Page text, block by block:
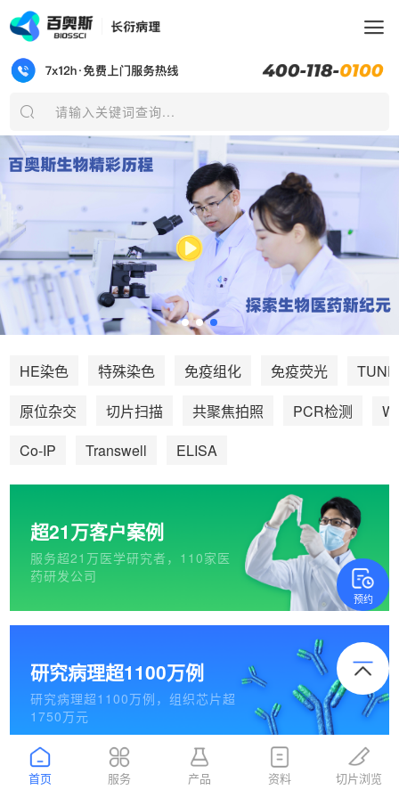
预约
请输入关键词查询...
HE染色 特殊染色 免疫组化 免疫荧光
原位杂交
切片扫描 共聚焦拍照 PCR检测
Co-IP
Transwell ELISA
超21万客户案例
服务超21万医学研究者，110家医
药研发公司
研究病理超1100万例
研究病理超1100万例，组织芯片超
1750万元
首页 服务 产品 资料 切片浏览